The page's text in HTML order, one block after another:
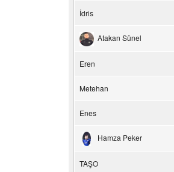
İdris
Atakan Sünel
Eren
Metehan
Enes
Hamza Peker
TAŞO